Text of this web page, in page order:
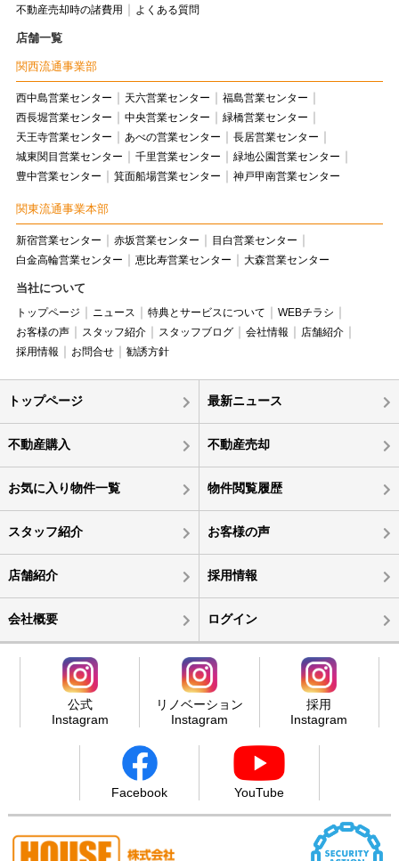
不動産売却時の諸費用
よくある質問
店舗一覧
関西流通事業部
西中島営業センター 天六営業センター
福島営業センター
西長堀営業センター
中央営業センター
緑橋営業センター
天王寺営業センター
あべの営業センター
長居営業センター
城東関目営業センター
千里営業センター
緑地公園営業センター
豊中営業センター
箕面船場営業センター 神戸甲南営業センター
関東流通事業本部
新宿営業センター 赤坂営業センター
目白営業センター
白金高輪営業センター
恵比寿営業センター 大森営業センター
当社について
トップページ ニュース 特典とサービスについて
WEBチラシ
お客様の声
スタッフ紹介 スタッフブログ 会社情報
店舗紹介
採用情報
お問合せ 勧誘方針
トップページ 最新ニュース
不動産購入 不動産売却
お気に入り物件一覧 物件閲覧履歴
スタッフ紹介 お客様の声
店舗紹介 採用情報
会社概要 ログイン
公式
Instagram
リノベーション
Instagram
採用
Instagram
Facebook YouTube